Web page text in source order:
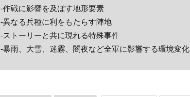
-作戦に影響を及ぼす地形要素
-異なる兵種に利をもたらす陣地
-ストーリーと共に現れる特殊事件
-暴雨、大雪、迷霧、闇夜など全軍に影響する環境変化